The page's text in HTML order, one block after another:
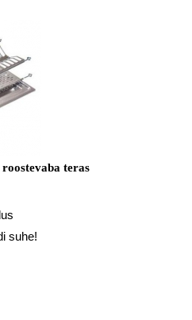
teras
suhe!